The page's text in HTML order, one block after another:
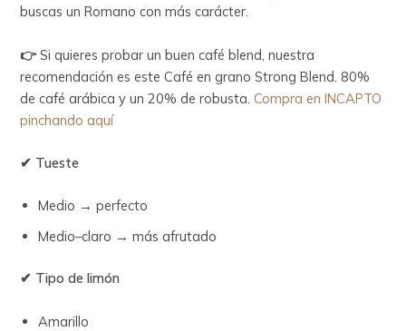
buscas un Romano con más carácter.
👉Si quieres probar un buen café blend, nuestra
recomendación es este Café en grano Strong Blend. 80%
de café arábica y un 20% de robusta.Compra en INCAPTO
pinchando aquí
✔ Tueste
Medio → perfecto
Medio–claro → más afrutado
✔ Tipo de limón
Amarillo